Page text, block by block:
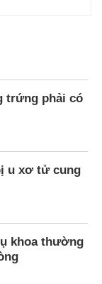
trứng phải có
u xơ tử cung
khoa thường